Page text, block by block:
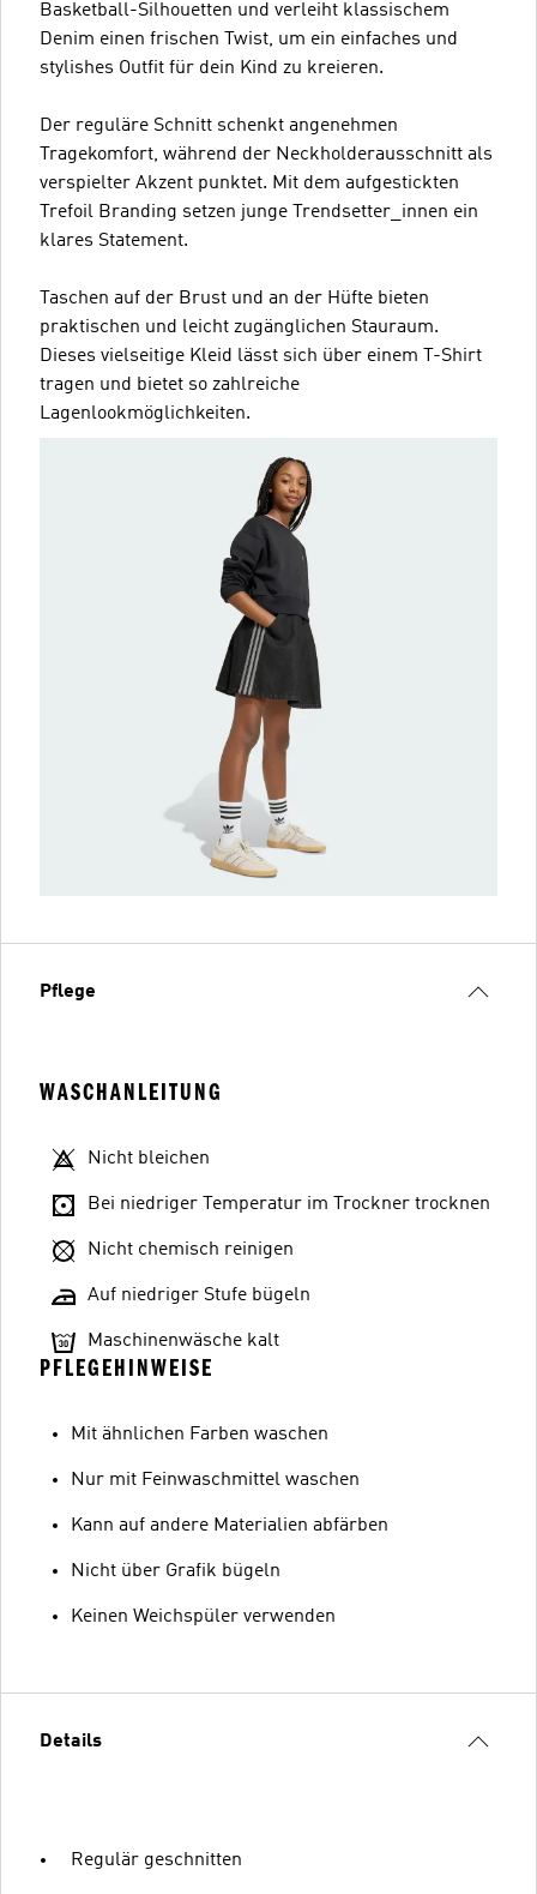
Basketball-Silhouetten und verleiht klassischem
Denim einen frischen Twist, um ein einfaches und
stylishes Outfit für dein Kind zu kreieren.
Der reguläre Schnitt schenkt angenehmen
Tragekomfort, während der Neckholderausschnitt als
verspielter Akzent punktet. Mit dem aufgestickten
Trefoil Branding setzen junge Trendsetter_innen ein
klares Statement.
Taschen auf der Brust und an der Hüfte bieten
praktischen und leicht zugänglichen Stauraum.
Dieses vielseitige Kleid lässt sich über einem T-Shirt
tragen und bietet so zahlreiche
Lagenlookmöglichkeiten.
Pflege
WASCHANLEITUNG
Nicht bleichen
Bei niedriger Temperatur im Trockner trocknen
Nicht chemisch reinigen
Auf niedriger Stufe bügeln
Maschinenwäsche kalt
PFLEGEHINWEISE
Mit ähnlichen Farben waschen
Nur mit Feinwaschmittel waschen
Kann auf andere Materialien abfärben
Nicht über Grafik bügeln
Keinen Weichspüler verwenden
Details
Regulär geschnitten